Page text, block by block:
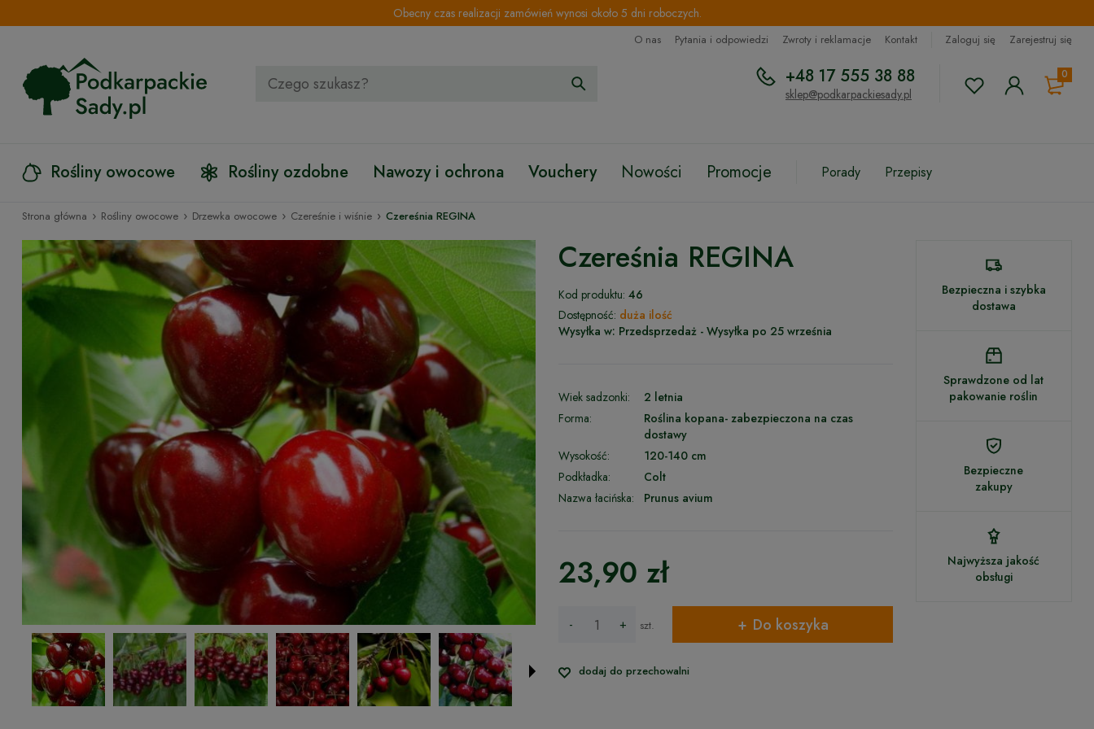
Obecny czas realizacji zamówień wynosi około 5 dni roboczych.
O nas Pytania i odpowiedzi Zwroty i reklamacje Kontakt Zaloguj się Zarejestruj się
0
+48 17 555 38 88
sklep@podkarpackiesady.pl
Rośliny owocowe Rośliny ozdobne Nawozy i ochrona Vouchery Nowości Promocje Porady Przepisy
Strona główna › Rośliny owocowe › Drzewka owocowe › Czereśnie i wiśnie › Czereśnia REGINA
Czereśnia REGINA
Kod produktu: 46
Dostępność: duża ilość
Wysyłka w: Przedsprzedaż - Wysyłka po 25 września
Wiek sadzonki:
2 letnia
Forma:
Roślina kopana- zabezpieczona na czas
dostawy
Wysokość:
120-140 cm
Podkładka:
Colt
Nazwa łacińska:
Prunus avium
23,90 zł
- + szt. Do koszyka
dodaj do przechowalni
Bezpieczna i szybka
dostawa
Sprawdzone od lat
pakowanie roślin
Bezpieczne
zakupy
Najwyższa jakość
obsługi